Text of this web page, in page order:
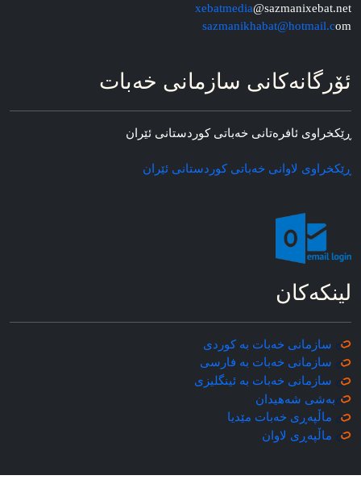
xebatmedia@sazmanixebat.net
sazmanikhabat@hotmail.com
ئۆرگانه‌کانی سازمانی خه‌بات
ڕێکخراوی ئافره‌تانی خه‌باتی کوردستانی ئێران
ڕێکخراوی لاوانی خه‌باتی کوردستانی ئێران
لینکه‌کان
سازمانی خه‌بات به کوردی
سازمانی خه‌بات به فارسی
سازمانی خه‌بات به ئینگلیزی
به‌شی شه‌هیدان
ماڵپه‌ڕی خه‌بات مێدیا
ماڵپه‌ڕی لاوان